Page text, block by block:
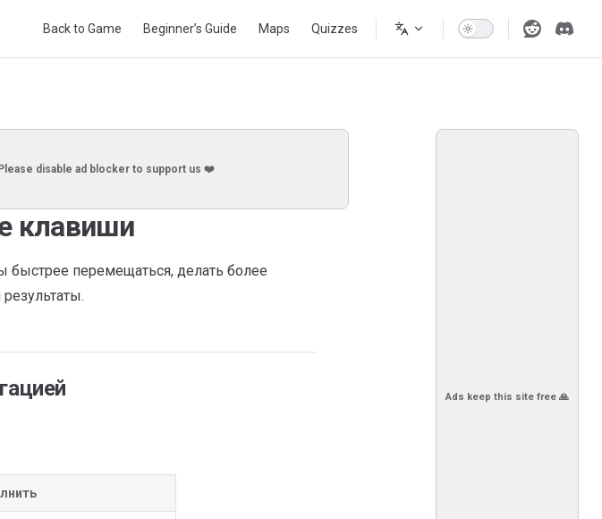
Back to Game Beginner’s Guide Maps Quizzes
Ads keep this site free 🙏
disable ad blocker to support us ❤️
клавиши
быстрее перемещаться, делать более